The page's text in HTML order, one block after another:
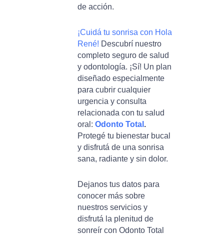
de acción.
¡Cuidá tu sonrisa con Hola
René! Descubrí nuestro
completo seguro de salud
y odontología. ¡Sí! Un plan
diseñado especialmente
para cubrir cualquier
urgencia y consulta
relacionada con tu salud
oral: Odonto Total .
Protegé tu bienestar bucal
y disfrutá de una sonrisa
sana, radiante y sin dolor.
Dejanos tus datos para
conocer más sobre
nuestros servicios y
disfrutá la plenitud de
sonreír con Odonto Total